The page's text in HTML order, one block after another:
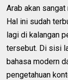
Arab akan
Hal ini sudah
lagi di kalangan
tersebut. Di sisi
bahasa modern
pengetahuan